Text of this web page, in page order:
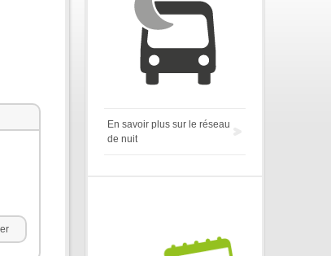
En savoir plus sur le réseau
de nuit